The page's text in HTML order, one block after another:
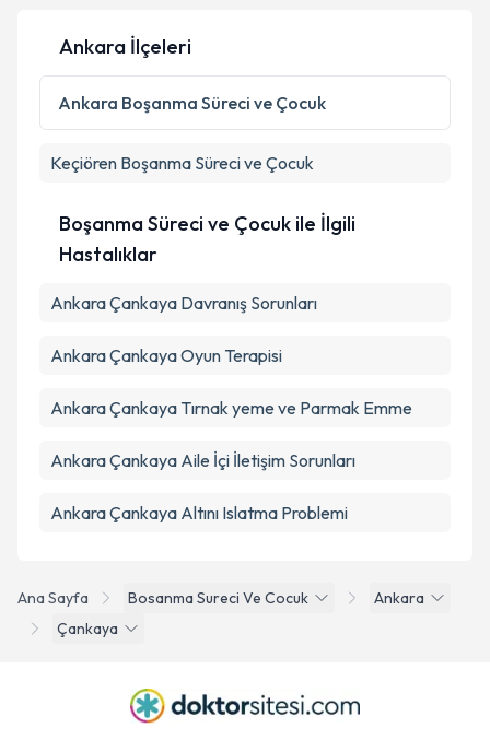
Kişisel verilerimin işlenmesine ilişkin
Metni'ni okudum ve kişisel verilerimin belirtilen
Ana Sayfa Bosanma Sureci Ve Cocuk
Ankara
Çankaya
Ankara İlçeleri
Ankara Boşanma Süreci ve Çocuk
Keçiören Boşanma Süreci ve Çocuk
Boşanma Süreci ve Çocuk ile İlgili
Hastalıklar
Ankara Çankaya Davranış Sorunları
Ankara Çankaya Oyun Terapisi
Ankara Çankaya Tırnak yeme ve Parmak Emme
Ankara Çankaya Aile İçi İletişim Sorunları
Ankara Çankaya Altını Islatma Problemi